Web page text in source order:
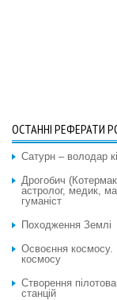
ОСТАННІ РЕФЕРАТИ
Сатурн – володар
Дрогобич
астролог, медик,
гуманіст
Походження Землі
Освоєння космосу.
космосу
Створення
станцій